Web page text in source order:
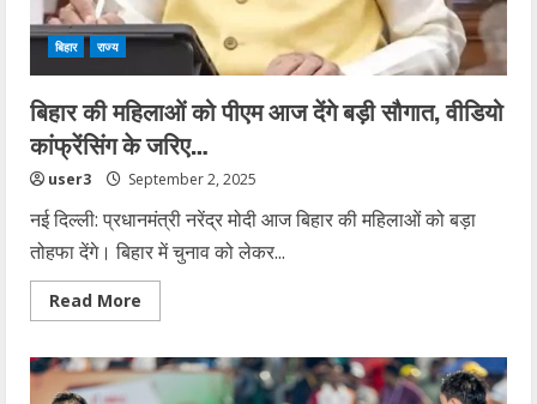
बिहार राज्य
बिहार की महिलाओं को पीएम आज देंगे बड़ी सौगात, वीडियो
कांफ्रेंसिंग के जरिए…
user3 September 2, 2025
नई दिल्ली: प्रधानमंत्री नरेंद्र मोदी आज बिहार की महिलाओं को बड़ा
तोहफा देंगे। बिहार में चुनाव को लेकर...
Read More
more
की
महिलाओं